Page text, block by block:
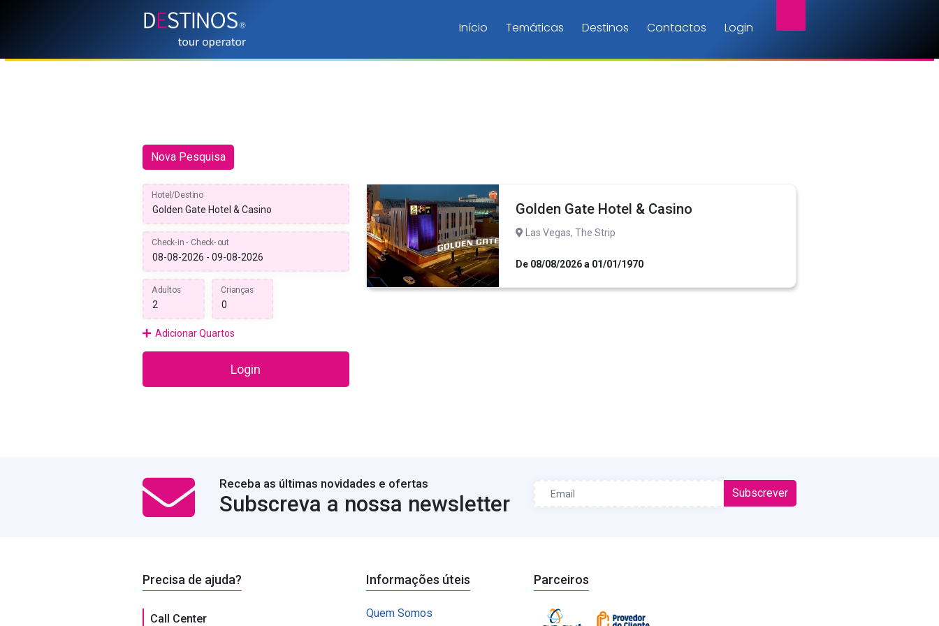
Início Temáticas Destinos Contactos Login
Nova Pesquisa
Hotel/Destino
Check-in - Check-out
Adultos Crianças
Adicionar Quartos
Login
Golden Gate Hotel & Casino
Las Vegas, The Strip
De 08/08/2026 a 01/01/1970
Receba as últimas novidades e ofertas
Subscreva a nossa newsletter Subscrever
Precisa de ajuda?
Call Center
Informações úteis
Quem Somos
Parceiros